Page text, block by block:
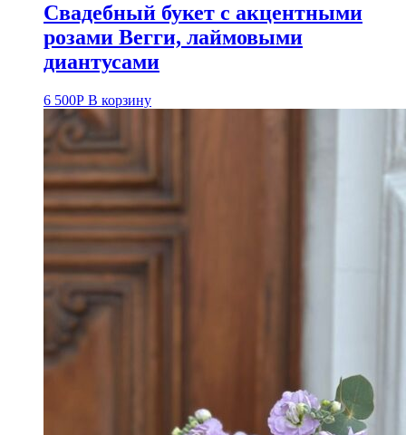
Свадебный букет с акцентными
розами Вегги, лаймовыми
диантусами
6 500Р В корзину